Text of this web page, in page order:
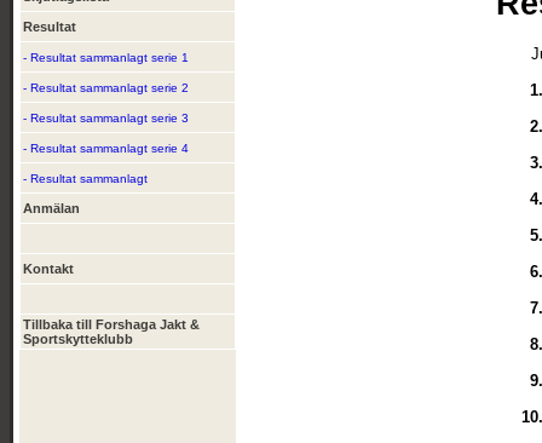
Resultat
- Resultat sammanlagt serie 1
- Resultat sammanlagt serie 2
- Resultat sammanlagt serie 3
- Resultat sammanlagt serie 4
- Resultat sammanlagt
Anmälan
Kontakt
Tillbaka till Forshaga Jakt &
Sportskytteklubb